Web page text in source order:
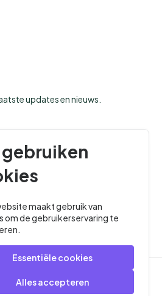
maakt gebruik van
om de gebruikerservaring te
Essentiële cookies
Alles accepteren
updates en nieuws.
rechten voorbehouden. - Website
Roger That